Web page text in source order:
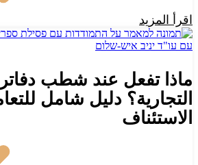
اقرأ المزيد
ماذا تفعل عند شطب
التجارية؟ دليل شامل
الاستئناف